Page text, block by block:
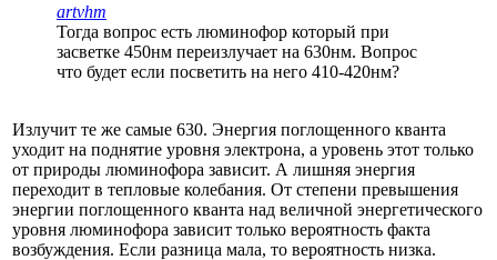
artvhm
Тогда вопрос есть люминофор который при
засветке 450нм переизлучает на 630нм. Вопрос
что будет если посветить на него 410-420нм?
Излучит те же самые 630. Энергия поглощенного кванта
уходит на поднятие уровня электрона, а уровень этот только
от природы люминофора зависит. А лишняя энергия
переходит в тепловые колебания. От степени превышения
энергии поглощенного кванта над величной энергетического
уровня люминофора зависит только вероятность факта
возбуждения. Если разница мала, то вероятность низка.